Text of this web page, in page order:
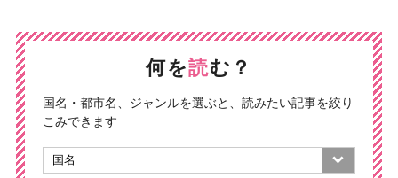
何を読む？
国名・都市名、ジャンルを選ぶと、読みたい記事を絞り
こみできます